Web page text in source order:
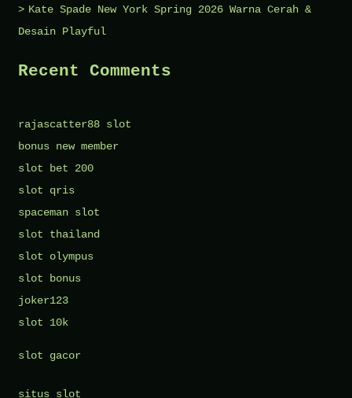
Kate Spade New York Spring 2026 Warna Cerah &
Desain Playful
Recent Comments
rajascatter88 slot
bonus new member
slot bet 200
slot qris
spaceman slot
slot thailand
slot olympus
slot bonus
joker123
slot 10k
slot gacor
situs slot